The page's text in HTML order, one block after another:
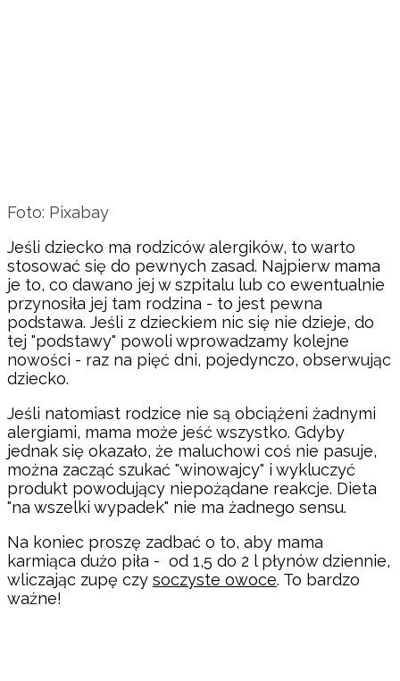
Foto: Pixabay
Jeśli dziecko ma rodziców alergików, to warto
stosować się do pewnych zasad. Najpierw mama
je to, co dawano jej w szpitalu lub co ewentualnie
przynosiła jej tam rodzina - to jest pewna
podstawa. Jeśli z dzieckiem nic się nie dzieje, do
tej "podstawy" powoli wprowadzamy kolejne
nowości - raz na pięć dni, pojedynczo, obserwując
dziecko.
Jeśli natomiast rodzice nie są obciążeni żadnymi
alergiami, mama może jeść wszystko. Gdyby
jednak się okazało, że maluchowi coś nie pasuje,
można zacząć szukać "winowajcy" i wykluczyć
produkt powodujący niepożądane reakcje. Dieta
"na wszelki wypadek" nie ma żadnego sensu.
Na koniec proszę zadbać o to, aby mama
karmiąca dużo piła - od 1,5 do 2 l płynów dziennie,
wliczając zupę czy soczyste owoce. To bardzo
ważne!